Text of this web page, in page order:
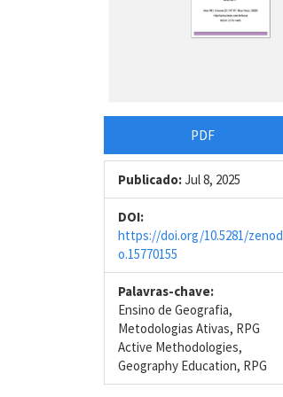
PDF
Publicado:Jul 8, 2025
DOI:
https://doi.org/10.5281/zenod
o.15770155
Palavras-chave:
Ensino de Geografia,
Metodologias Ativas, RPG
Active Methodologies,
Geography Education, RPG